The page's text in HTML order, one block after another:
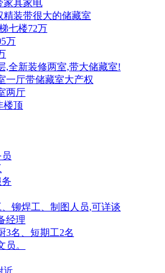
家具家电
精装带很大的储藏室
七楼72万
万
,全新装修两室,带大储藏室!
一厅带储藏室大产权
两厅
楼顶
铆焊工、制图人员,可详谈
经理
3名、短期工2名
员。